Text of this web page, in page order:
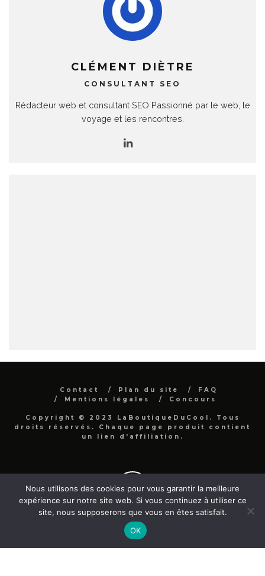
CLÉMENT DIÈTRE
CONSULTANT SEO
Rédacteur web et consultant SEO Passionné par le web, le
voyage et les rencontres.
Contact Plan du site
FAQ
Mentions légales
Concours
Copyright © 2023 LaBoutiqueDuCool. Tous
droits réservés. Chaque page produit contient
un lien d'affiliation.
Nous utilisons des cookies pour vous garantir la meilleure
expérience sur notre site web. Si vous continuez à utiliser ce
site, nous supposerons que vous en êtes satisfait.
OK